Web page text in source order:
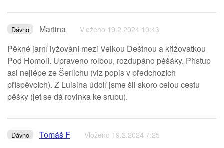
Dávno Martina Vloženo 19.2.2024 10:43
Pěkné jarní lyžování mezi Velkou Deštnou a křižovatkou
Pod Homolí. Upraveno rolbou, rozdupáno pěšáky. Přístup
asi nejlépe ze Šerlichu (viz popis v předchozích
příspěvcích). Z Luisina údolí jsme šli skoro celou cestu
pěšky (jet se dá rovinka ke srubu).
Dávno Tomáš F Vloženo 19.2.2024 7:25